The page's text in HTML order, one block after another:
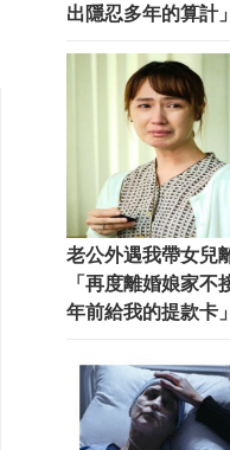
出隱忍多年的算計」
老公外遇我帶女兒
「再度離婚娘家
年前給我的提款卡